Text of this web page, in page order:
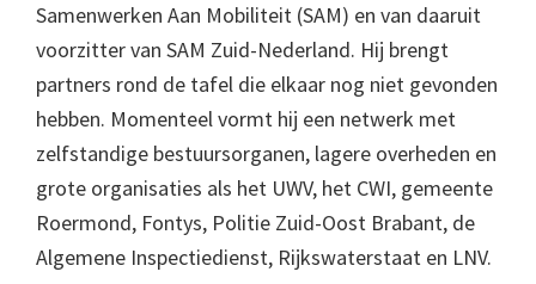
Samenwerken Aan Mobiliteit (SAM) en van daaruit
voorzitter van SAM Zuid-Nederland. Hij brengt
partners rond de tafel die elkaar nog niet gevonden
hebben. Momenteel vormt hij een netwerk met
zelfstandige bestuursorganen, lagere overheden en
grote organisaties als het UWV, het CWI, gemeente
Roermond, Fontys, Politie Zuid-Oost Brabant, de
Algemene Inspectiedienst, Rijkswaterstaat en LNV.